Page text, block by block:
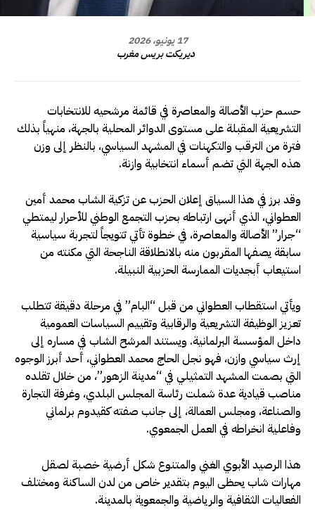
17 يونيو، 2026
ديريكت بريس مغرب
حسم حزب الأصالة والمعاصرة في قائمة مرشحيه للانتخابات
التشريعية المقبلة على مستوى الدوائر المحلية بالجهة، منهياً بذلك
فترة من الترقب والتكهنات في المشهد السياسي، بالنظر إلى وزن
هذه الجهة التي تضم أسماء انتخابية وازنة.
وقد برز في هذا السياق إعلان الحزب عن تزكية الشاب محمد أمين
العطواني، الذي أنهى ارتباطه بحزب التجمع الوطني للأحرار ليمتطي
“جرار” الأصالة والمعاصرة، في خطوة تأتي تتويجاً لتجربة سياسية
سابقة يصفها المقربون منه بالانطلاقة الناجحة التي مكنته من
استيعاب أبجديات الممارسة الحزبية النبيلة.
​ويأتي استقطاب العطواني من قبل “البام” في مرحلة دقيقة تتطلب
تعزيز الوظيفة التشريعية والرقابية وتقييم السياسات العمومية
داخل المؤسسة البرلمانية. ويستند المرشح الشاب في مساره إلى
إرث سياسي وازن، فهو نجل الحاج محمد العطواني، أحد أبرز الوجوه
التي بصمت المشهد التمثيلي في “مدينة الزهور”، من خلال تقلده
مناصب قيادية عدة شملت رئاسة المجلس البلدي، وغرفة التجارة
والصناعة، ومجلس العمالة، إلى جانب صفته كقيدوم برلماني
وفاعلية انخراطه في العمل الجمعوي.
هذا الرصيد الأبوي الغني والمتنوع شكل أرضية خصبة لصقل
مهارات شاب يحظى اليوم بتقدير خاص من لدن الساكنة ومختلف
الفعاليات الثقافية والرياضية والجمعوية بالمدينة.